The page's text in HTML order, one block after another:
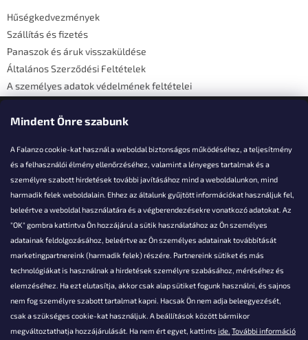
Mindent Önre szabunk
A Falanzo cookie-kat használ a weboldal biztonságos működéséhez, a teljesítmény
és a felhasználói élmény ellenőrzéséhez, valamint a lényeges tartalmak és a
személyre szabott hirdetések további javításához mind a weboldalunkon, mind
harmadik felek weboldalain. Ehhez az általunk gyűjtött információkat használjuk fel,
beleértve a weboldal használatára és a végberendezésekre vonatkozó adatokat. Az
"OK" gombra kattintva Ön hozzájárul a sütik használatához az Ön személyes
adatainak feldolgozásához, beleértve az Ön személyes adatainak továbbítását
marketingpartnereink (harmadik felek) részére. Partnereink sütiket és más
technológiákat is használnak a hirdetések személyre szabásához, méréséhez és
elemzéséhez. Ha ezt elutasítja, akkor csak alap sütiket fogunk használni, és sajnos
nem fog személyre szabott tartalmat kapni. Hacsak Ön nem adja beleegyezését,
csak a szükséges cookie-kat használjuk. A beállítások között bármikor
megváltoztathatja hozzájárulását. Ha nem ért egyet, kattints ide. További információ
Hűségkedvezmények
Szállítás és fizetés
Panaszok és áruk visszaküldése
Általános Szerződési Feltételek
A személyes adatok védelmének feltételei
Elérhetőségi adatok
Akarsz kérdezni valamit?
info@falanzo.hu